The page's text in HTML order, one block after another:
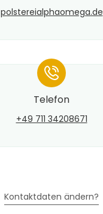
polstereialphaomega.de
*
Telefon
+49 711 34208671
Kontaktdaten ändern?